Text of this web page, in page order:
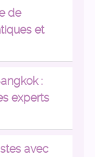
de
et
:
experts
avec